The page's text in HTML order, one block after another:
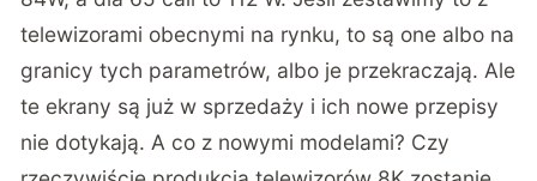
telewizorami obecnymi na rynku, to są one albo na
granicy tych parametrów, albo je przekraczają. Ale
te ekrany są już w sprzedaży i ich nowe przepisy
nie dotykają. A co z nowymi modelami? Czy